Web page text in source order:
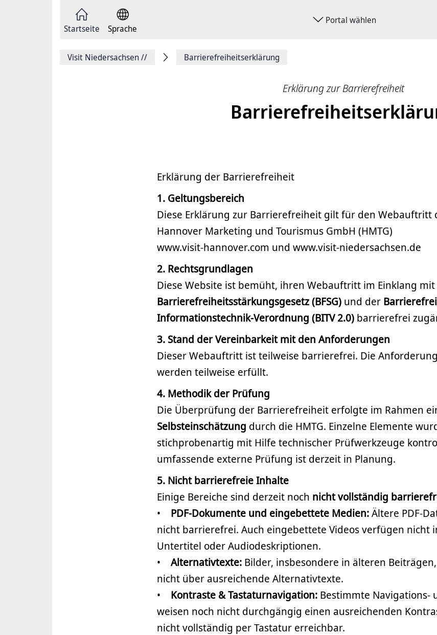
Startseite Sprache
Portal wählen
Visit Niedersachsen// Barrierefreiheitserklärung
Erklärung zur Barrierefreiheit
Erklärung der Barrierefreiheit
1. Geltungsbereich
Diese Erklärung zur Barrierefreiheit gilt für den Webauftritt
Hannover Marketing und Tourismus GmbH (HMTG)
www.visit-hannover.com und www.visit-niedersachsen.de
2. Rechtsgrundlagen
Diese Website ist bemüht, ihren Webauftritt im Einklang
Barrierefreiheitsstärkungsgesetz (BFSG) und der
Informationstechnik-Verordnung (BITV 2.0) barrierefrei
3. Stand der Vereinbarkeit mit den Anforderungen
Dieser Webauftritt ist teilweise barrierefrei. Die
werden teilweise erfüllt.
4. Methodik der Prüfung
Die Überprüfung der Barrierefreiheit erfolgte im Rahmen
Selbsteinschätzung durch die HMTG. Einzelne Elemente
stichprobenartig mit Hilfe technischer Prüfwerkzeuge
umfassende externe Prüfung ist derzeit in Planung.
5. Nicht barrierefreie Inhalte
Einige Bereiche sind derzeit noch nicht vollständig
•
PDF-Dokumente und eingebettete Medien:Ältere PDF-
nicht barrierefrei. Auch eingebettete Videos verfügen nicht
Untertitel oder Audiodeskriptionen.
• Alternativtexte: Bilder, insbesondere in älteren
nicht über ausreichende Alternativtexte.
• Kontraste & Tastaturnavigation: Bestimmte Navigations-
weisen noch nicht durchgängig einen ausreichenden
nicht vollständig per Tastatur erreichbar.